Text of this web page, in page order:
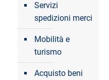
Servizi
spedizioni merci
Mobilità e
turismo
Acquisto beni